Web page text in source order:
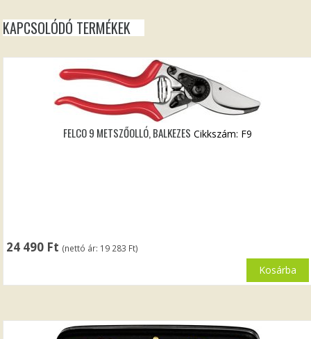
KAPCSOLÓDÓ TERMÉKEK
FELCO 9 METSZŐOLLÓ, BALKEZES
24 490 Ft (nettó ár: 19 283 Ft)
Cikkszám: F9
Kosárba